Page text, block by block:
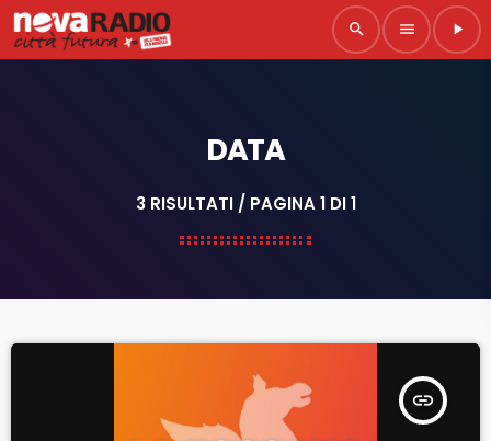
search menu play_arrow
DATA
3 RISULTATI / PAGINA 1 DI 1
insert_link